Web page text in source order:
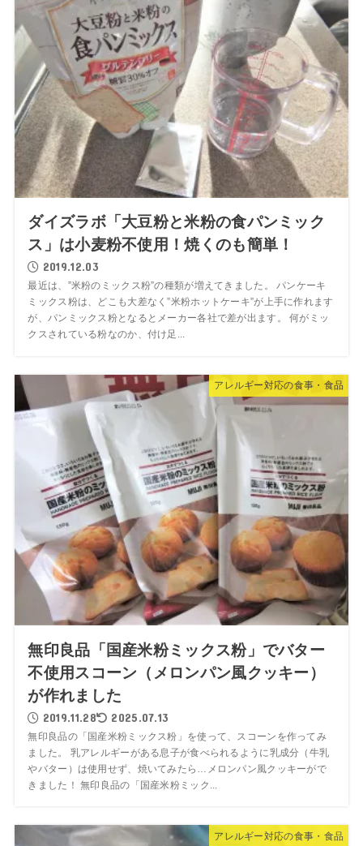
ダイズラボ「大豆粉と米粉の食パンミック
ス」は小麦粉不使用！焼くのも簡単！
2019.12.03
最近は、”米粉のミックス粉”の種類が増えてきました。 パンケーキ
ミックス粉は、どこも大差なく”米粉ホットケーキ”が上手に作れます
が、パンミックス粉となるとメーカー各社で差が出ます。 何がミッ
クスされている粉なのか、付け足...
アレルギー対応の食事・食品
無印良品「国産米粉ミックス粉」でバター
不使用スコーン（メロンパン風クッキー）
が作れました
2019.11.28 2025.07.13
無印良品の「国産米粉ミックス粉」を使って、スコーンを作ってみ
ました。 乳アレルギーがある息子が食べられるように乳成分（牛乳
やバター）は使用せず、焼いてみたら…メロンパン風クッキーがで
きました！ 無印良品の「国産米粉ミック...
アレルギー対応の食事・食品